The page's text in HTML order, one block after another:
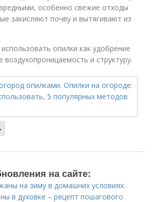
особенно свежие отходы
закисляют почву и вытягивают из
опилки как удобрение
и структуру.
на сайте:
на зиму в домашних условиях.
в духовке – рецепт пошагового